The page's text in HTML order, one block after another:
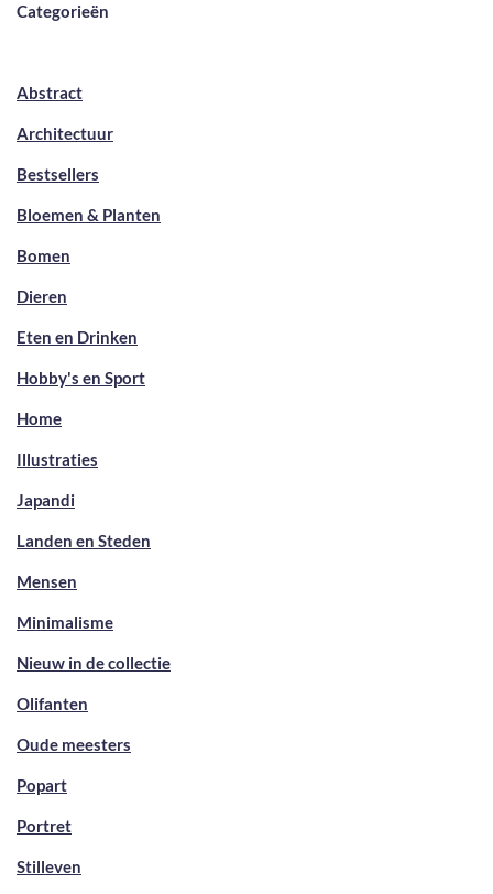
Categorieën
Abstract
Architectuur
Bestsellers
Bloemen & Planten
Bomen
Dieren
Eten en Drinken
Hobby's en Sport
Home
Illustraties
Japandi
Landen en Steden
Mensen
Minimalisme
Nieuw in de collectie
Olifanten
Oude meesters
Popart
Portret
Stilleven